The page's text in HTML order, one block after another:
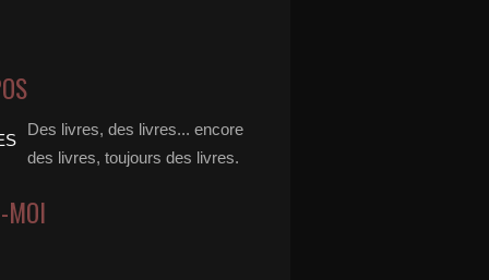
Des livres, des livres... encore
des livres, toujours des livres.
MOI